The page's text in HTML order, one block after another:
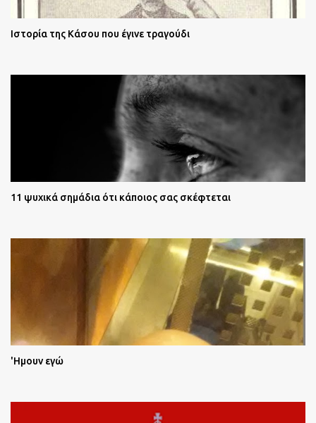
Ιστορία της Κάσου που έγινε τραγούδι
11 ψυχικά σημάδια ότι κάποιος σας σκέφτεται
'Ημουν εγώ